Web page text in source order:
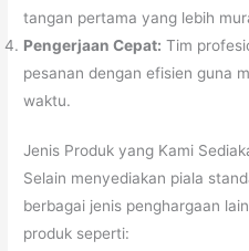
tangan pertama yang lebih
Pengerjaan Cepat: Tim
pesanan dengan efisien guna
waktu.
Jenis Produk yang Kami
Selain menyediakan piala
berbagai jenis penghargaan
produk seperti: